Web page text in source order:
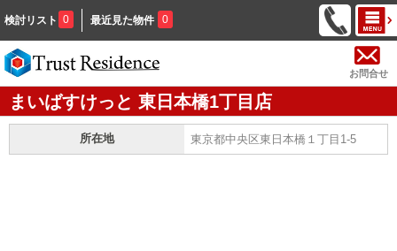
検討リスト 0 最近見た物件 0
お問合せ
まいばすけっと 東日本橋1丁目店
所在地 東京都中央区東日本橋１丁目1-5